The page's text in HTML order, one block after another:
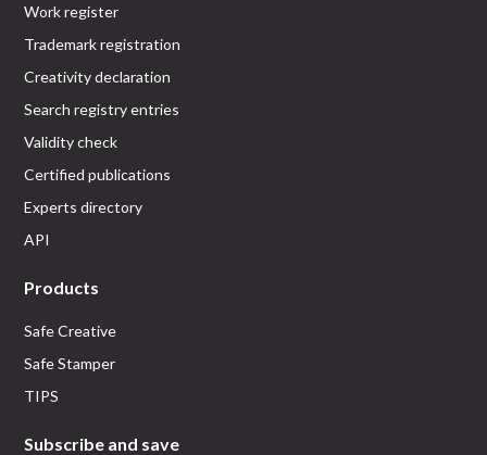
Work register
Trademark registration
Creativity declaration
Search registry entries
Validity check
Certified publications
Experts directory
API
Products
Safe Creative
Safe Stamper
TIPS
Subscribe and save